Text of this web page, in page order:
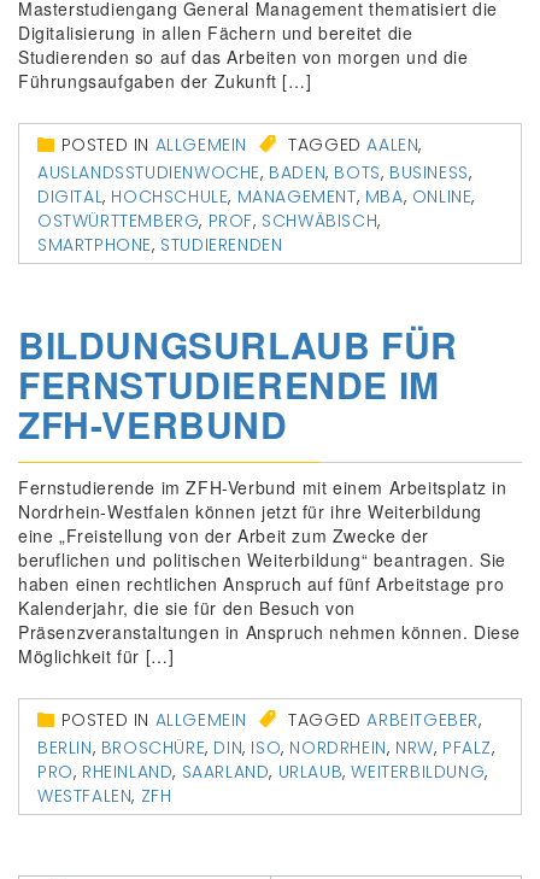
Masterstudiengang General Management thematisiert die
Digitalisierung in allen Fächern und bereitet die
Studierenden so auf das Arbeiten von morgen und die
Führungsaufgaben der Zukunft […]
POSTED IN ALLGEMEIN TAGGEDAALEN,
AUSLANDSSTUDIENWOCHE, BADEN, BOTS, BUSINESS,
DIGITAL, HOCHSCHULE, MANAGEMENT, MBA, ONLINE,
OSTWÜRTTEMBERG, PROF, SCHWÄBISCH,
SMARTPHONE, STUDIERENDEN
BILDUNGSURLAUB FÜR
FERNSTUDIERENDE IM
ZFH-VERBUND
Fernstudierende im ZFH-Verbund mit einem Arbeitsplatz in
Nordrhein-Westfalen können jetzt für ihre Weiterbildung
eine „Freistellung von der Arbeit zum Zwecke der
beruflichen und politischen Weiterbildung“ beantragen. Sie
haben einen rechtlichen Anspruch auf fünf Arbeitstage pro
Kalenderjahr, die sie für den Besuch von
Präsenzveranstaltungen in Anspruch nehmen können. Diese
Möglichkeit für […]
POSTED IN ALLGEMEIN TAGGEDARBEITGEBER,
BERLIN, BROSCHÜRE, DIN, ISO, NORDRHEIN, NRW, PFALZ,
PRO, RHEINLAND, SAARLAND, URLAUB,WEITERBILDUNG,
WESTFALEN, ZFH